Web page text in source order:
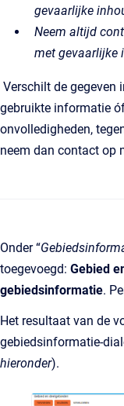
gevaarlijke
Neem altijd
met gevaarlijke
Verschilt de gegeven
gebruikte informatie
onvolledigheden,
neem dan contact op
Onder “
toegevoegd: Gebied
gebiedsinformatie.
Het resultaat van de
gebiedsinformatie-
hieronder).